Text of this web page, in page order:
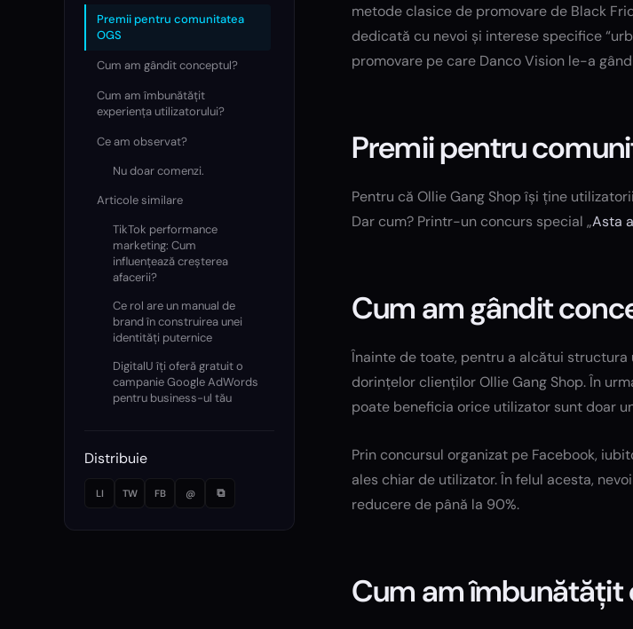
Premii pentru comunitatea
OGS
Cum am gândit conceptul?
Cum am îmbunătățit
experiența utilizatorului?
Ce am observat?
Nu doar comenzi.
Articole similare
TikTok performance
marketing: Cum
influențează creșterea
afacerii?
Ce rol are un manual de
brand în construirea unei
identități puternice
DigitalU îți oferă gratuit o
campanie Google AdWords
pentru business-ul tău
Distribuie
LI TW FB @ ⧉
metode clasice de promovare de Black
dedicată cu nevoi și interese specifice
promovare pe care Danco Vision le-a
Premii pentru
Pentru că Ollie Gang Shop își ține
Dar cum? Printr-un concurs special „Asta
Cum am gândit
Înainte de toate, pentru a alcătui
dorințelor clienților Ollie Gang Shop. În
poate beneficia orice utilizator sunt doar
Prin concursul organizat pe Facebook,
ales chiar de utilizator. În felul acesta,
reducere de până la 90%.
Cum am îmbunătățit